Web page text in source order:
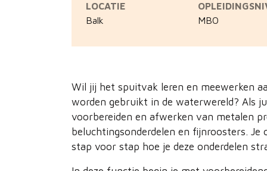
LOCATIE
Balk
MBO
Wil jij het spuitvak leren en meewerken
worden gebruikt in de waterwereld? Als
voorbereiden en afwerken van metalen
beluchtingsonderdelen en fijnroosters. Je
stap voor stap hoe je deze onderdelen